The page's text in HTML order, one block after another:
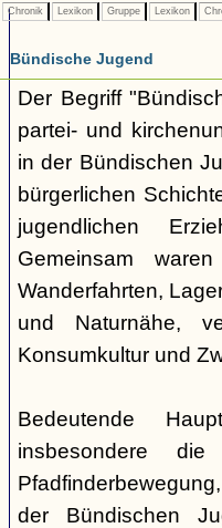
Chronik Lexikon Gruppe Lexikon
Bündische Jugend
Der Begriff
partei- und
in der Bündischen
bürgerlichen
jugendlichen
Gemeinsam
Wanderfahrten,
und Naturnähe,
Konsumkultur und
Bedeutende
insbesondere
der Bündischen